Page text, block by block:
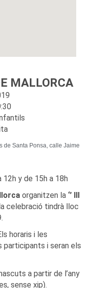
MALLORCA
de Santa Ponsa, calle Jaime
y de 15h a 18h
organitzen la ‘’ III
celebració tindrà lloc
horaris i les
participants i seran els
a partir de l’any
sense xip).